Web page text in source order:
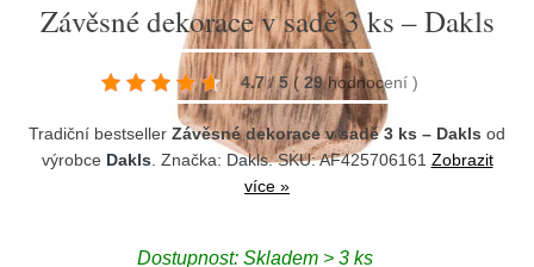
Závěsné dekorace v sadě 3 ks – Dakls
4.7 / 5 ( 29 hodnocení )
Tradiční bestseller Závěsné dekorace v sadě 3 ks – Dakls od
výrobce Dakls . Značka: Dakls. SKU: AF425706161 Zobrazit
více »
Dostupnost: Skladem > 3 ks